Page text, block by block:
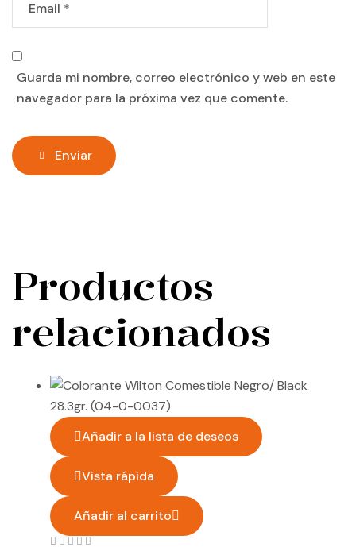
Guarda mi nombre, correo electrónico y web en este
navegador para la próxima vez que comente.
Enviar
Productos
relacionados
Añadir a la lista de deseos
Vista rápida
Añadir al carrito